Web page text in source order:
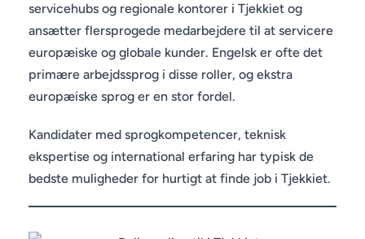
servicehubs og regionale kontorer i Tjekkiet og
ansætter flersprogede medarbejdere til at servicere
europæiske og globale kunder. Engelsk er ofte det
primære arbejdssprog i disse roller, og ekstra
europæiske sprog er en stor fordel.
Kandidater med sprogkompetencer, teknisk
ekspertise og international erfaring har typisk de
bedste muligheder for hurtigt at finde job i Tjekkiet.